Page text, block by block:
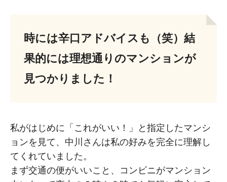
時には辛口アドバイスも（笑）結
果的には理想通りのマンションが
見つかりました！
私がはじめに「これがいい！」と指定したマンシ
ョンを見て、中川さんは私の好みを完全に理解し
てくれていました。
まず交通の便がいいこと、コンビニがマンション